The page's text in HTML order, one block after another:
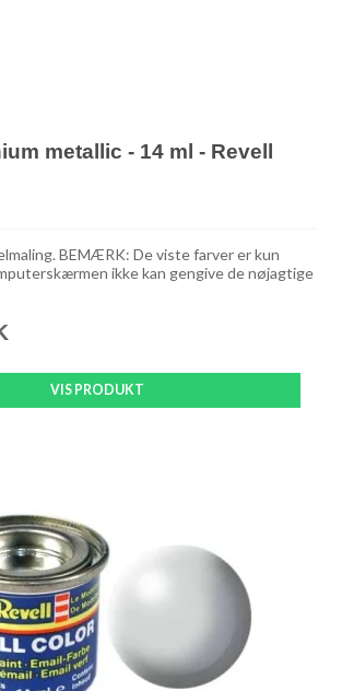
metallic - 14 ml - Revell
BEMÆRK: De viste farver er kun
ikke kan gengive de nøjagtige
VIS PRODUKT